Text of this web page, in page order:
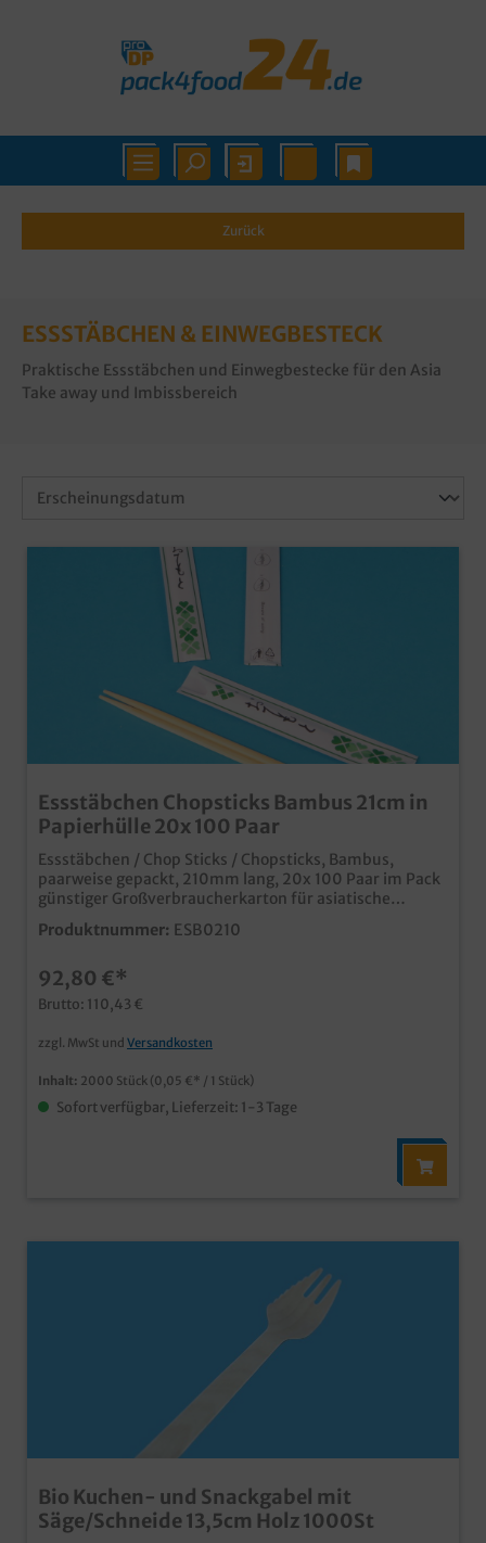
Zurück
ESSSTÄBCHEN & EINWEGBESTECK
Praktische Essstäbchen und Einwegbestecke für den Asia
Take away und Imbissbereich
Essstäbchen Chopsticks Bambus 21cm in
Papierhülle 20x 100 Paar
Essstäbchen / Chop Sticks / Chopsticks, Bambus,
paarweise gepackt, 210mm lang, 20x 100 Paar im Pack
günstiger Großverbraucherkarton für asiatische
Imbissbetriebe und Bistros umweltfreundlich aus
Bambusholz in Papierhülle Die Hülle kann auch
unseren Kundenservice
Produktnummer: ESB0210
92,80 €*
Brutto: 110,43 €
zzgl. MwSt und Versandkosten
Inhalt: 2000 Stück (0,05 €* / 1 Stück)
Sofort verfügbar, Lieferzeit: 1-3 Tage
Bio Kuchen- und Snackgabel mit
Säge/Schneide 13,5cm Holz 1000St